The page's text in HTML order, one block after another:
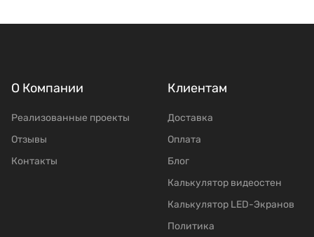
О Компании
Реализованные проекты
Отзывы
Контакты
Клиентам
Доставка
Оплата
Блог
Калькулятор видеостен
Калькулятор LED-Экранов
Политика